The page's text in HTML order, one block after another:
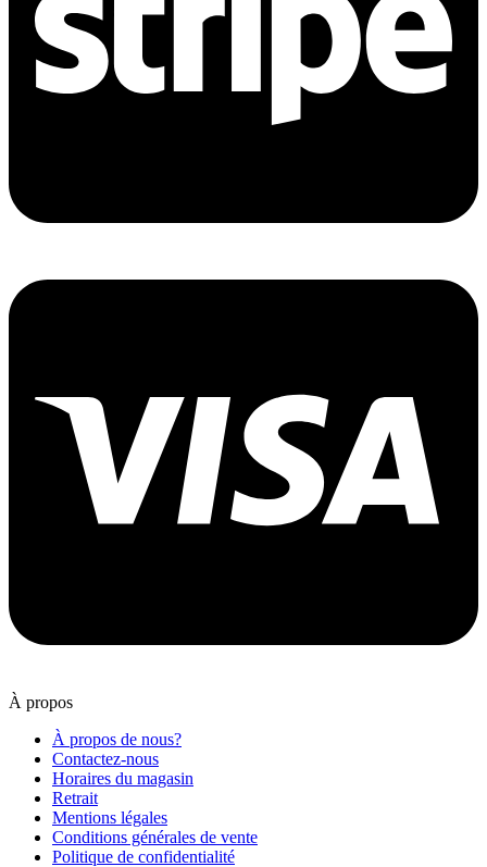
À propos
À propos de nous?
Contactez-nous
Horaires du magasin
Retrait
Mentions légales
Conditions générales de vente
Politique de confidentialité